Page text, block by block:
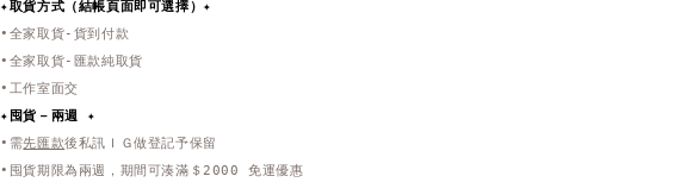
✦取貨方式 （結帳頁面即可選擇） ✦
•全家取貨-貨到付款
•全家取貨-匯款純取貨
•工作室面交
✦ 囤貨－兩週 ✦
•需先匯款後私訊ＩＧ做登記予保留
•囤貨期限為兩週，期間可湊滿＄2000 免運優惠